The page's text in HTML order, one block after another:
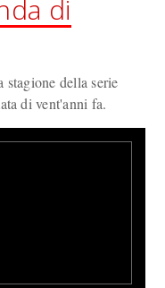
di
della serie
di vent'anni fa.